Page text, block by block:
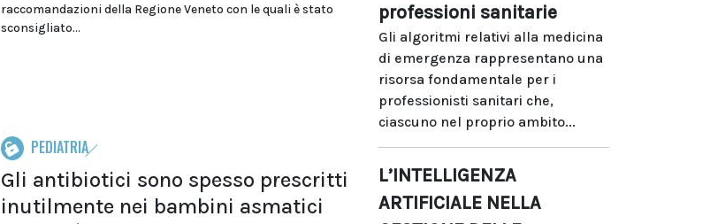
raccomandazioni della Regione Veneto con le quali è stato
sconsigliato...
PEDIATRIA
Gli antibiotici sono spesso prescritti
inutilmente nei bambini asmatici
professioni sanitarie
Gli algoritmi relativi alla medicina
di emergenza rappresentano una
risorsa fondamentale per i
professionisti sanitari che,
ciascuno nel proprio ambito...
L’INTELLIGENZA
ARTIFICIALE NELLA